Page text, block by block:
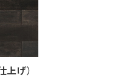
げ）